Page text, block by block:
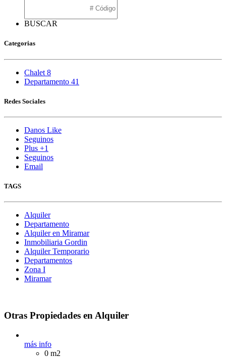
BUSCAR
Categorias
Chalet 8
Departamento 41
Redes Sociales
Danos Like
Seguinos
Plus +1
Seguinos
Email
TAGS
Alquiler
Departamento
Alquiler en Miramar
Inmobiliaria Gordin
Alquiler Temporario
Departamentos
Zona I
Miramar
Otras Propiedades en Alquiler
más info
0 m2